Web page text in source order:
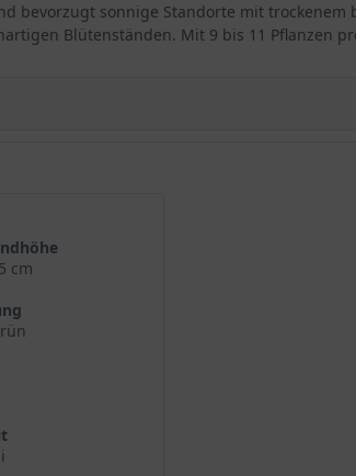
bevorzugt sonnige Standorte mit
Blütenständen. Mit 9 bis 11 Pflanzen
cultorum 'Gelbe Perle'
'Gelbe Perle'
als Bodendecker
'Gelbe Perle'
cm